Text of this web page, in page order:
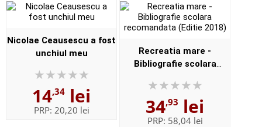
Nicolae Ceausescu a fost
unchiul meu
14,34 lei
PRP: 20,20 lei
Recreatia mare -
Bibliografie scolara
2018)
34,93 lei
PRP: 58,04 lei